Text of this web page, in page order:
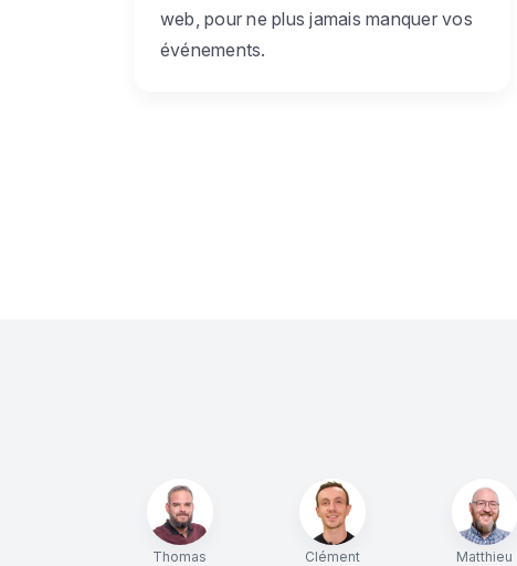
web, pour ne plus jamais manquer vos
événements.
Thomas Clément Matthieu